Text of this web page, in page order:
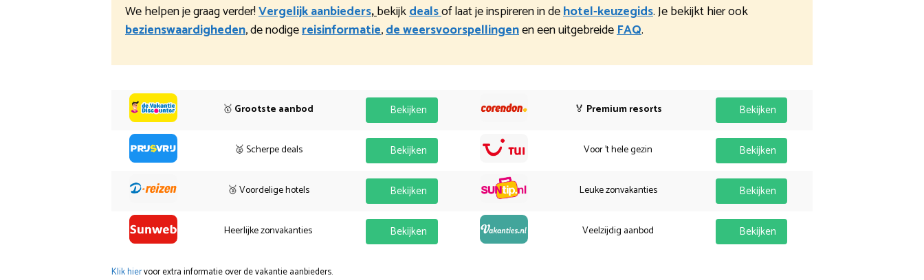
We helpen je graag verder!Vergelijk aanbieders,bekijkdealsof laat je inspireren in dehotel-keuzegids. Je bekijkt hier ook
bezienswaardigheden, de nodigereisinformatie,de weersvoorspellingenen een uitgebreideFAQ.
🥇 Grootste aanbod Bekijken
🥈 Scherpe deals Bekijken
🥉 Voordelige hotels Bekijken
Heerlijke zonvakanties Bekijken
🏅 Premium resorts Bekijken
Voor 't hele gezin Bekijken
Leuke zonvakanties Bekijken
Veelzijdig aanbod Bekijken
Klik hiervoor extra informatie over de vakantie aanbieders.